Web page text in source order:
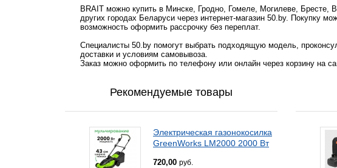
BRAIT можно купить в Минске, Гродно, Гомеле, Могилеве,
других городах Беларуси через интернет-магазин 50.by. Покупку
возможность оформить рассрочку без переплат.
Специалисты 50.by помогут выбрать подходящую модель,
доставки и условиям самовывоза.
Заказ можно оформить по телефону или онлайн через корзину на
Рекомендуемые товары
Электрическая газонокосилка
GreenWorks LM2000 2000 Вт
720,00 руб.